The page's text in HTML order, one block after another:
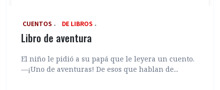
‎ CUENTOS DE LIBROS
Libro de aventura
El niño le pidió a su papá que le leyera un cuento.
—¡Uno de aventuras! De esos que hablan de...